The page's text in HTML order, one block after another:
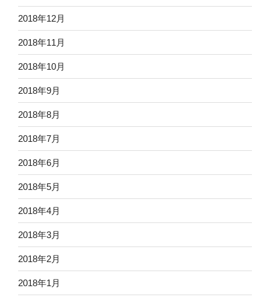
2018年12月
2018年11月
2018年10月
2018年9月
2018年8月
2018年7月
2018年6月
2018年5月
2018年4月
2018年3月
2018年2月
2018年1月